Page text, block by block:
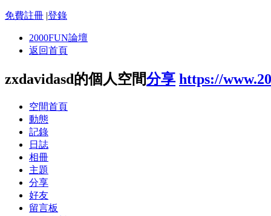
免費註冊 |登錄
2000FUN論壇
返回首頁
zxdavidasd的個人空間分享 https://
空間首頁
動態
記錄
日誌
相冊
主題
分享
好友
留言板